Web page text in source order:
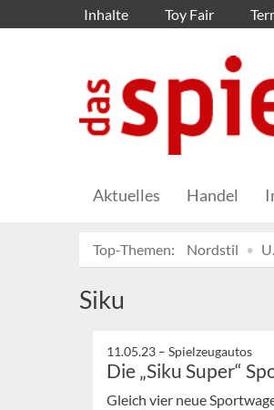
Inhalte Toy Fair
Aktuelles Handel
Top-Themen: Nordstil
Siku
11.05.23 – Spielzeugautos
Die „Siku Super“
Gleich vier neue